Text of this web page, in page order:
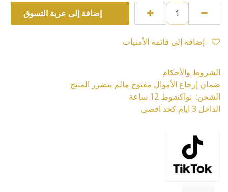
إضافة إلى عربة التسوق
الشروط والأحكام
ضمان إرجاع الأموال مفتوح مالم يتضرر المنتج
الشحن: نواكشوط 12 ساعة
الداخل 3 ايام كحد اقصى